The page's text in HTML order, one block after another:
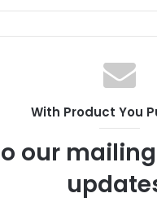
With Product You
our